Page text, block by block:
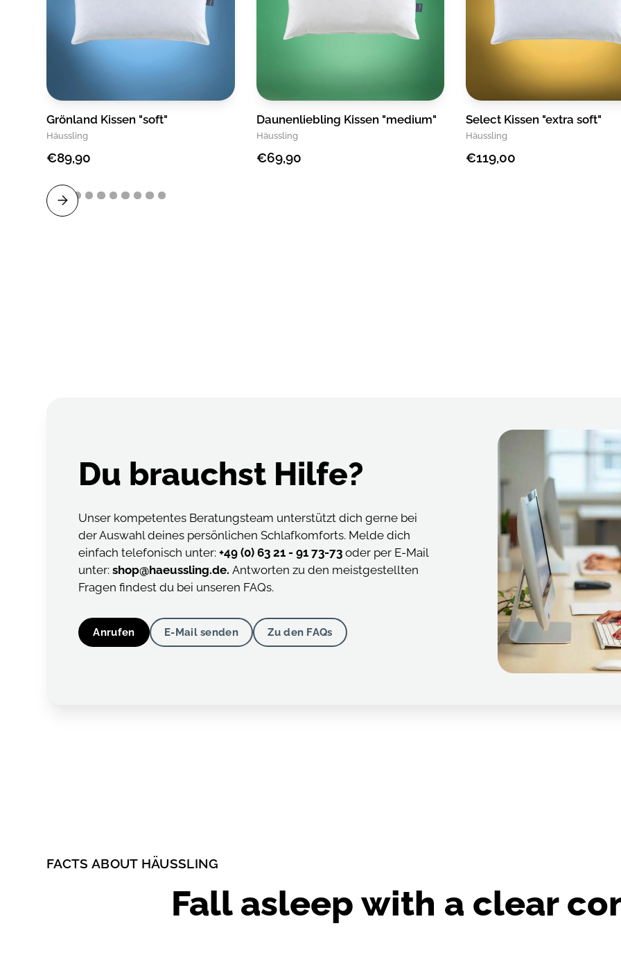
Pflege verändert sich im Laufe der Jahre der
an der langen Seite auf und lüfte es am offenen
klopfen). Generell gilt die Empfehlung: Nach
Grönland Kissen "soft"
Häussling
€89,90
Daunenliebling Kissen "medium"
Häussling
€69,90
Select Kissen "extra soft"
Häussling
€119,00
Du brauchst Hilfe?
Unser kompetentes Beratungsteam unterstützt dich gerne bei
der Auswahl deines persönlichen Schlafkomforts. Melde dich
einfach telefonisch unter:+49 (0) 63 21 - 91 73-73 oder per E-Mail
unter:shop@haeussling.de.Antworten zu den meistgestellten
Fragen findest du bei unseren FAQs.
Anrufen E-Mail senden Zu den FAQs
FACTS ABOUT HÄUSSLING
Fall asleep with a clear